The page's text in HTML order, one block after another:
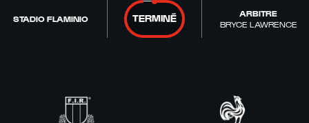
STADIO FLAMINIO TERMINÉ
ARBITRE
BRYCE LAWRENCE